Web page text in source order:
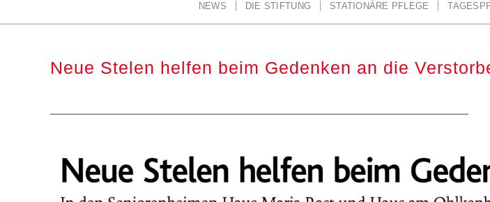
NEWS DIE STIFTUNG STATIONÄRE PFLEGE
Neue Stelen helfen beim Gedenken an die